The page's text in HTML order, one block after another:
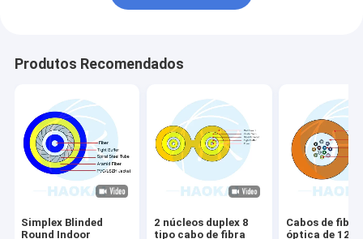
Produtos Recomendados
Simplex Blinded
Round Indoor
2 núcleos duplex 8
tipo cabo de fibra
Cabos de fibra
óptica de 12